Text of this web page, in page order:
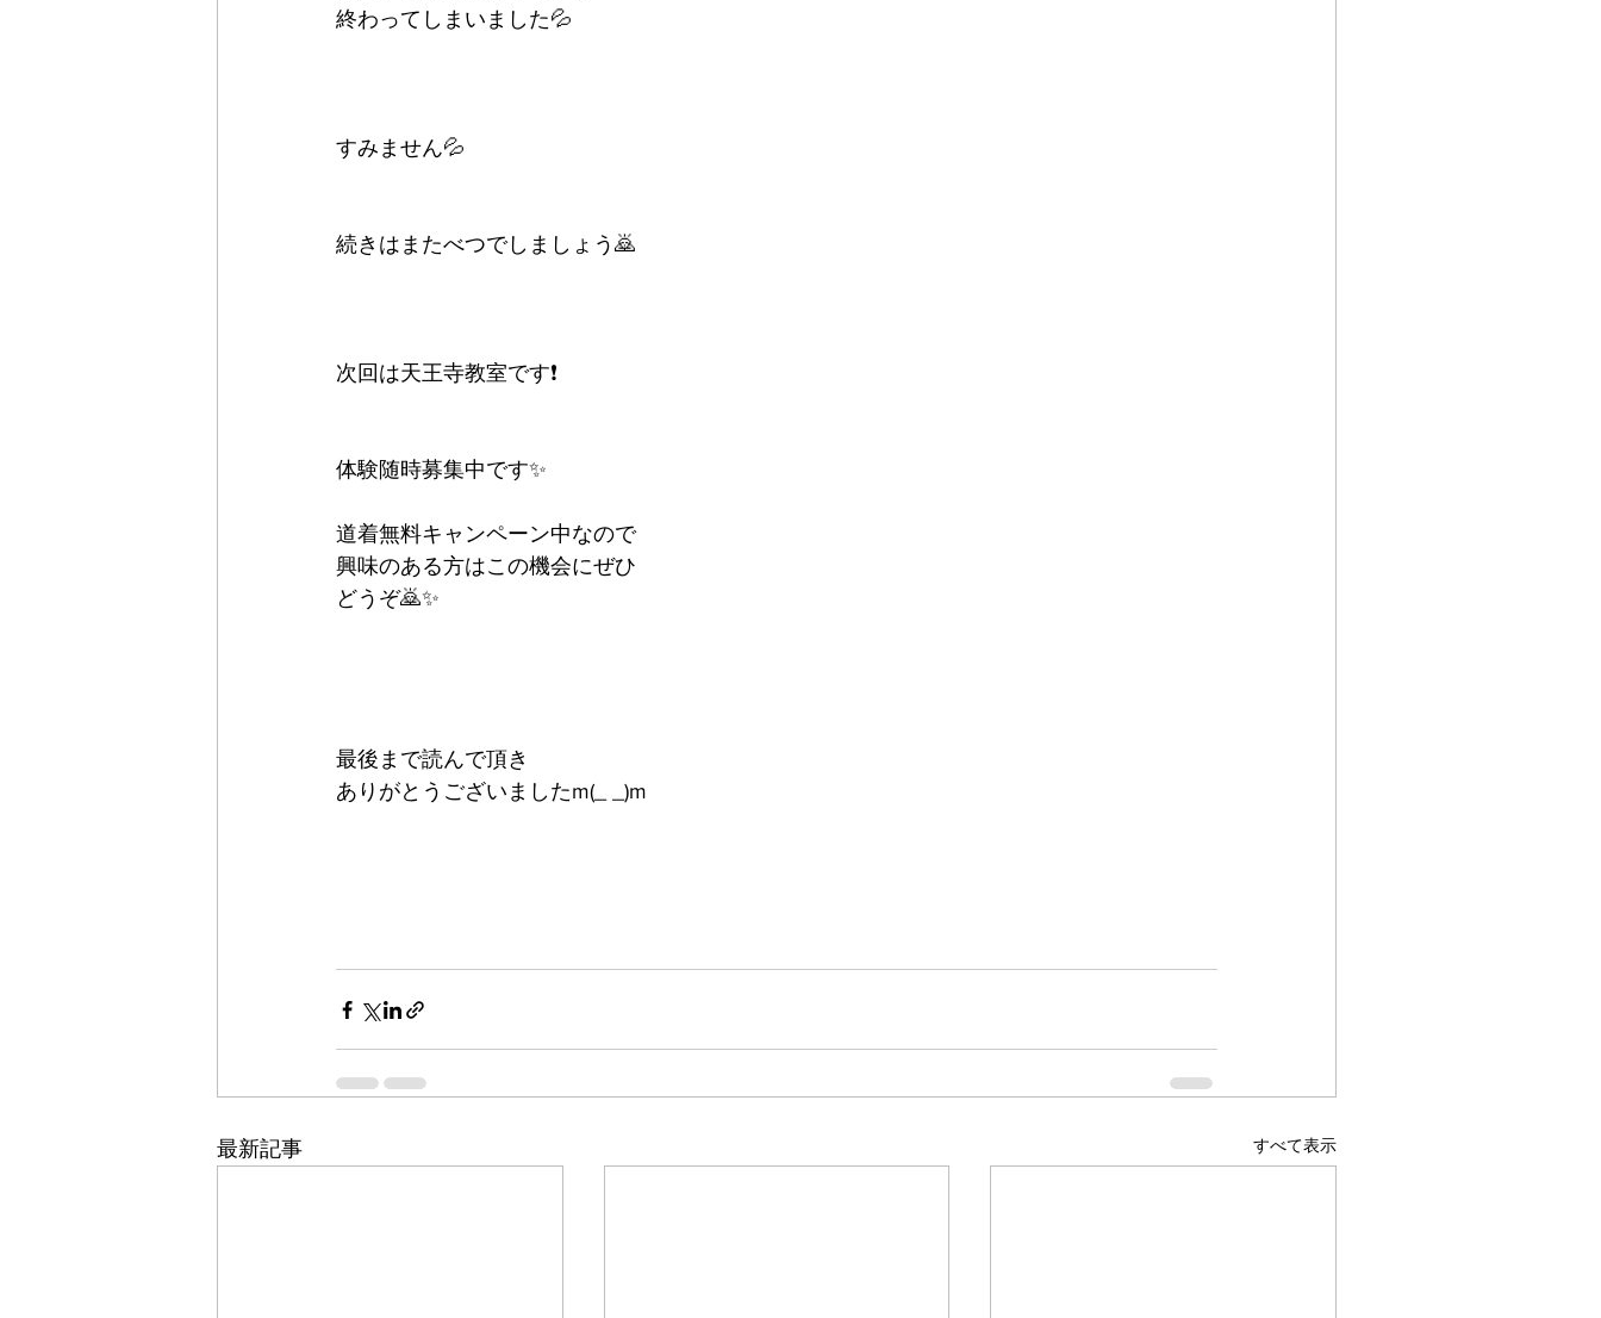
終わってしまいました💦
すみません💦
続きはまたべつでしましょう🙇
次回は天王寺教室です❗️
体験随時募集中です✨
道着無料キャンペーン中なので
興味のある方はこの機会にぜひ
どうぞ🙇✨
最後まで読んで頂き
ありがとうございましたm(_ _)m
最新記事 すべて表示